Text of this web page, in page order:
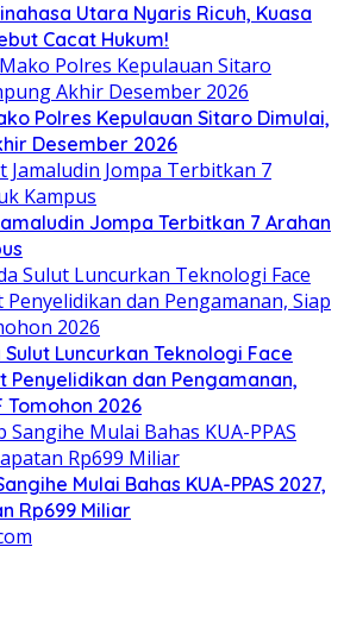
Utara Nyaris Ricuh, Kuasa
Cacat Hukum!
Polres Kepulauan Sitaro Dimulai,
Desember 2026
Jompa Terbitkan 7 Arahan
Luncurkan Teknologi Face
Penyelidikan dan Pengamanan,
Tomohon 2026
Mulai Bahas KUA-PPAS 2027,
Rp699 Miliar